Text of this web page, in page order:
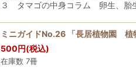
３ タマゴの中身コラム 卵生、胎
ミニガイドNo.26 「長居植物園 植
500円(税込)
在庫数 7冊